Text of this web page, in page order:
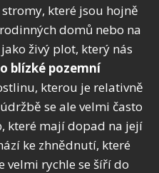
které jsou hojně
domů nebo na
živý plot, který nás
blízké pozemní
kterou je relativně
se ale velmi často
které mají dopad na její
ke zhnědnutí, které
velmi rychle se šíří do